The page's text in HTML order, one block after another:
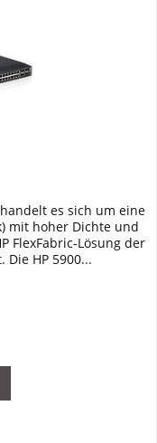
es sich um eine
mit hoher Dichte und
FlexFabric-Lösung der
Die HP 5900...